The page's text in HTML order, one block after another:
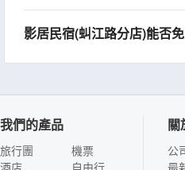
影居民宿(虯江路分店)能否
我們的產品
旅行團
酒店
機票
自由行
關
公
最